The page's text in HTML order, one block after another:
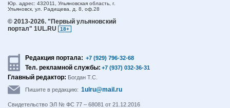
Юр. адрес: 432011, Ульяновская область, г.
Ульяновск, ул. Радищева, д. 8, оф.28
© 2013-2026. "Первый ульяновский
портал" 1UL.RU
18+
Редакция портала: +7 (929) 796-32-68
Тел. рекламной службы: +7 (937) 032-36-31
Главный редактор: Богдан Т.С.
Пишите в редакцию: 1ulru@mail.ru
Свидетельство ЭЛ № ФС 77 – 68081 от 21.12.2016